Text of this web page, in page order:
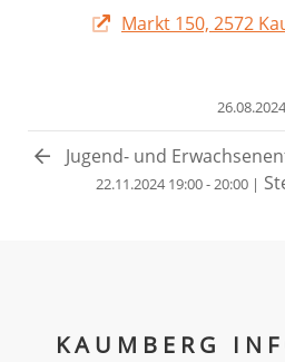
Markt 150, 2572
26.08.2024
Jugend- und
22.11.2024 19:00 - 20:00 |
KAUMBERG